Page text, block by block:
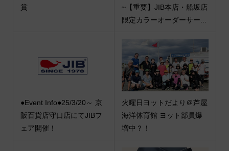
賞
~【重要】JIB本店・船坂店
限定カラーオーダーサー...
●Event Info●25/3/20～ 京
阪百貨店守口店にてJIBフ
ェア開催！
火曜日ヨットだより＠芦屋
海洋体育館 ヨット部員爆
増中？！